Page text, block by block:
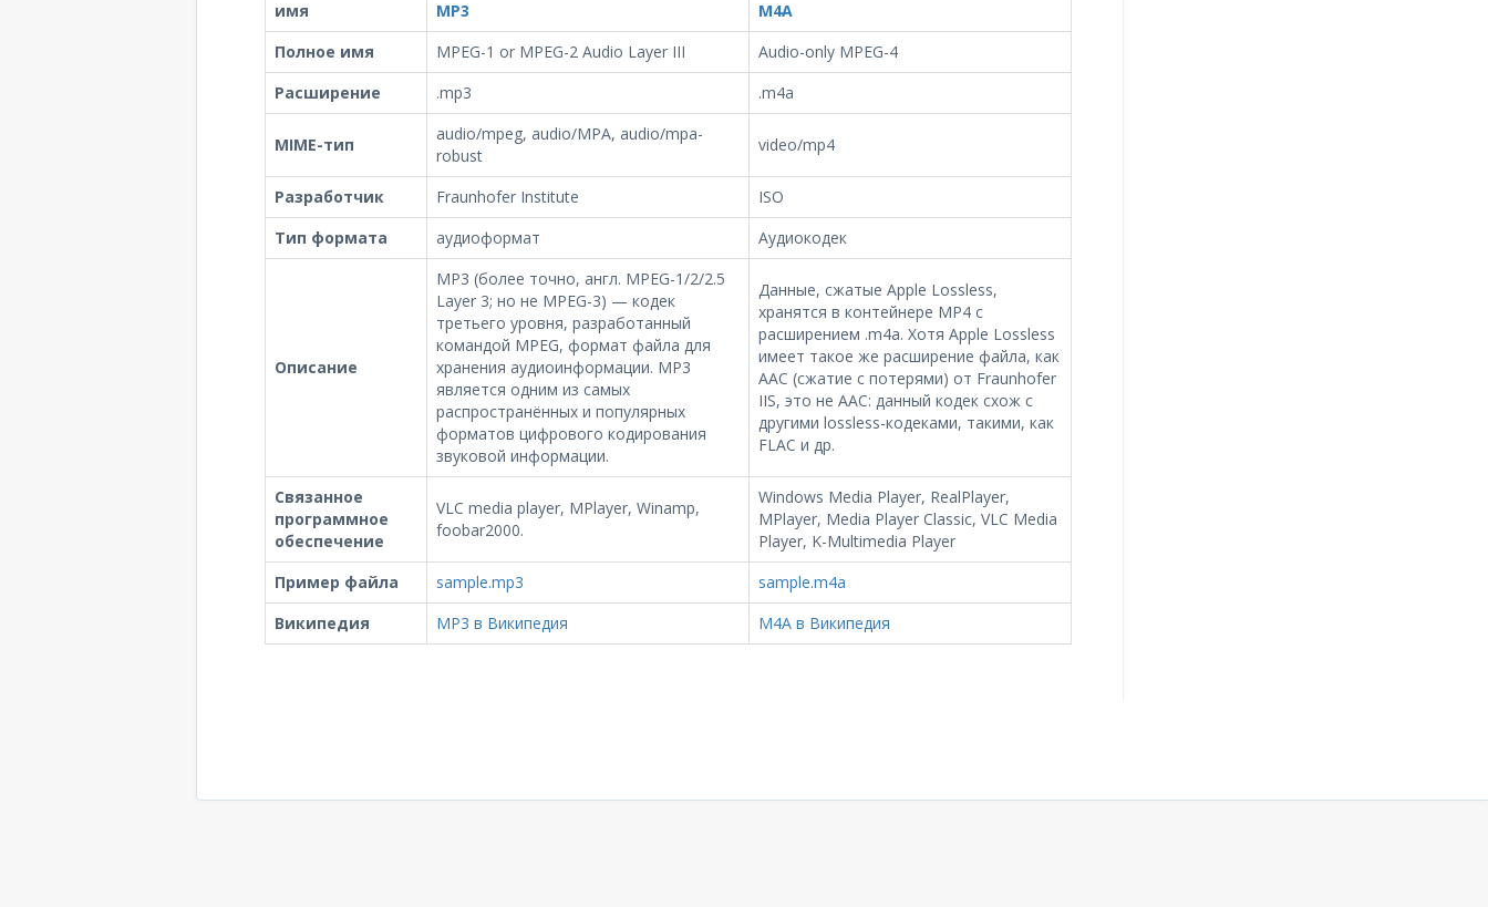
имя MP3
M4A
Полное имя
MPEG-1 or MPEG-2 Audio Layer III
Audio-only MPEG-4
Расширение
.mp3 .m4a
MIME-тип
audio/mpeg, audio/MPA, audio/mpa-
robust
video/mp4
Разработчик Fraunhofer Institute
ISO
Тип формата
аудиоформат Аудиокодек
Описание
MP3 (более точно, англ. MPEG-1/2/2.5
Layer 3; но не MPEG-3) — кодек
третьего уровня, разработанный
командой MPEG, формат файла для
хранения аудиоинформации. MP3
является одним из самых
распространённых и популярных
форматов цифрового кодирования
звуковой информации.
Данные, сжатые Apple Lossless,
хранятся в контейнере MP4 с
расширением .m4a. Хотя Apple Lossless
имеет такое же расширение файла, как
AAC (сжатие с потерями) от Fraunhofer
IIS, это не AAC: данный кодек схож с
другими lossless-кодеками, такими, как
FLAC и др.
Связанное
программное
обеспечение
VLC media player, MPlayer, Winamp,
foobar2000.
Windows Media Player, RealPlayer,
MPlayer, Media Player Classic, VLC Media
Player, K-Multimedia Player
Пример файла
sample.mp3
sample.m4a
Википедия
MP3 в Википедия M4A в Википедия